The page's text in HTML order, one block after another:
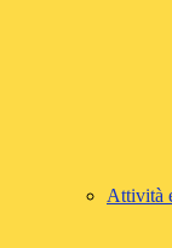
Attività